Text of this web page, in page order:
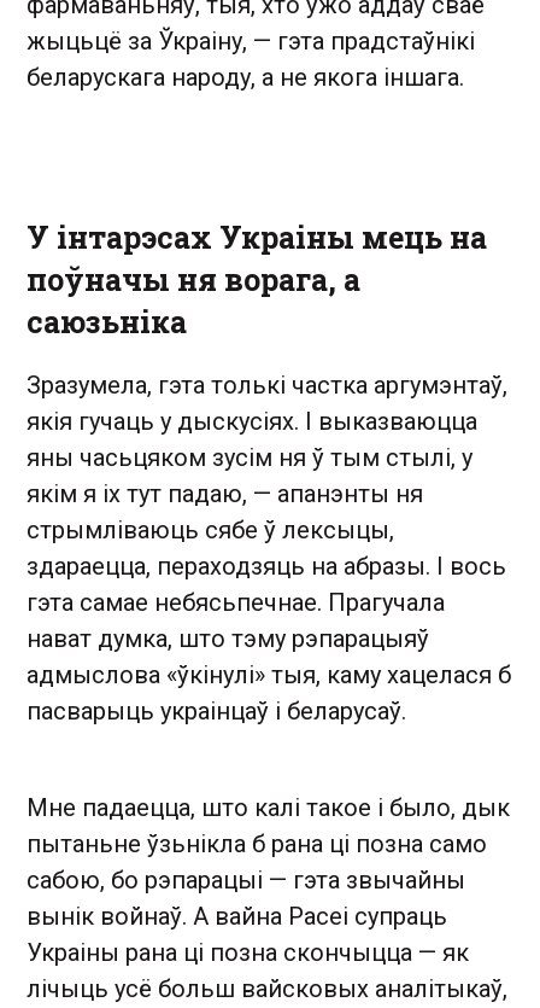
жыцьцё за Ўкраіну, — гэта прадстаўнікі
беларускага народу, а не якога іншага.
У інтарэсах Украіны мець на
поўначы ня ворага, а
саюзьніка
Зразумела, гэта толькі частка аргумэнтаў,
якія гучаць у дыскусіях. І выказваюцца
яны часьцяком зусім ня ў тым стылі, у
якім я іх тут падаю, — апанэнты ня
стрымліваюць сябе ў лексыцы,
здараецца, пераходзяць на абразы. І вось
гэта самае небясьпечнае. Прагучала
нават думка, што тэму рэпарацыяў
адмыслова «ўкінулі» тыя, каму хацелася б
пасварыць украінцаў і беларусаў.
Мне падаецца, што калі такое і было, дык
пытаньне ўзьнікла б рана ці позна само
сабою, бо рэпарацыі — гэта звычайны
вынік войнаў. А вайна Расеі супраць
Украіны рана ці позна скончыцца — як
лічыць усё больш вайсковых аналітыкаў,